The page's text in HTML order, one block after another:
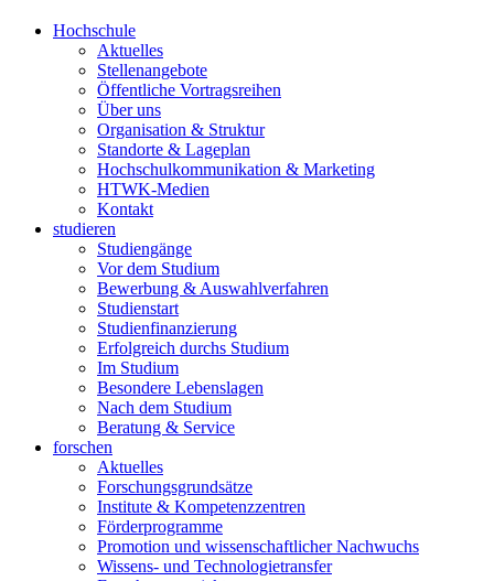
Hochschule
Aktuelles
Stellenangebote
Öffentliche Vortragsreihen
Über uns
Organisation & Struktur
Standorte & Lageplan
Hochschulkommunikation & Marketing
HTWK-Medien
Kontakt
studieren
Studiengänge
Vor dem Studium
Bewerbung & Auswahlverfahren
Studienstart
Studienfinanzierung
Erfolgreich durchs Studium
Im Studium
Besondere Lebenslagen
Nach dem Studium
Beratung & Service
forschen
Aktuelles
Forschungsgrundsätze
Institute & Kompetenzzentren
Förderprogramme
Promotion und wissenschaftlicher Nachwuchs
Wissens- und Technologietransfer